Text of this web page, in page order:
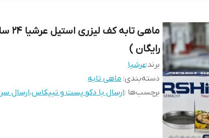
رایگان )
برند:عرشیا
دسته‌بندی: ماهی تابه
برچسب‌ها :ارسال با دکو پست و تیپکاس،ارسال